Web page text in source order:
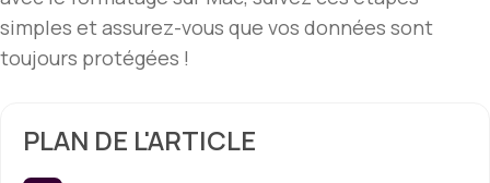
simples et assurez-vous que vos données sont
toujours protégées !
PLAN DE L'ARTICLE